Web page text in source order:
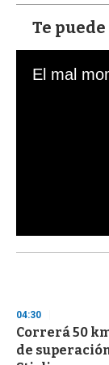
Te
s
d
s
o
f
04:30
Correrá 50
de